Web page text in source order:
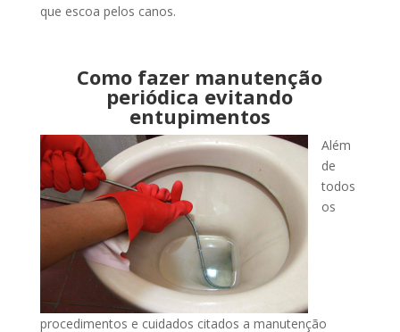
que escoa pelos canos.
Como fazer manutenção
periódica evitando
entupimentos
Além
de
todos
os
procedimentos e cuidados citados a manutenção